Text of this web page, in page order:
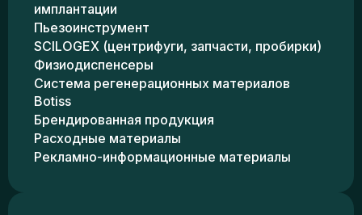
имплантации
Пьезоинструмент
SCILOGEX (центрифуги, запчасти, пробирки)
Физиодиспенсеры
Система регенерационных материалов
Botiss
Брендированная продукция
Расходные материалы
Рекламно-информационные материалы